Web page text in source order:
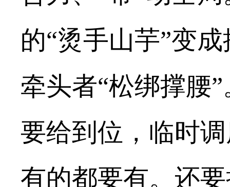
的“烫手山芋”变
牵头者“松绑撑腰
要给到位，临时
有的都要有。还